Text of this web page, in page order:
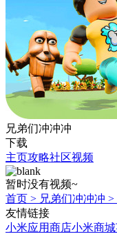
兄弟们冲冲冲
下载
主页攻略社区视频
暂时没有视频~
首页 > 兄弟们冲冲冲 >
友情链接
小米应用商店小米商城